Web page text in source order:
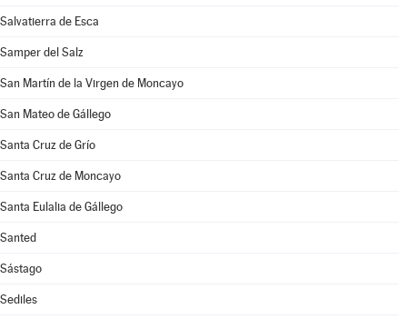
Salvatierra de Esca
Samper del Salz
San Martín de la Virgen de Moncayo
San Mateo de Gállego
Santa Cruz de Grío
Santa Cruz de Moncayo
Santa Eulalia de Gállego
Santed
Sástago
Sediles